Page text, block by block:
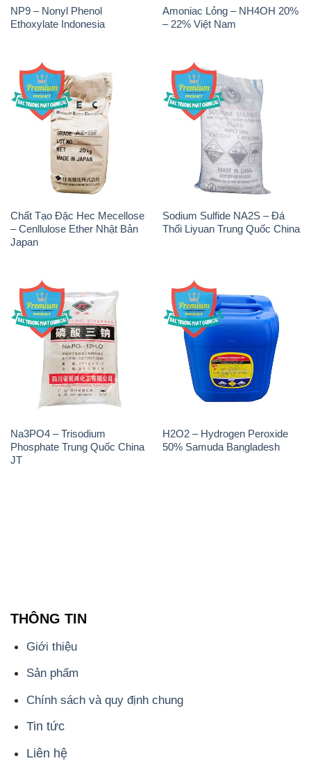
NP9 – Nonyl Phenol
Ethoxylate Indonesia
Amoniac Lỏng – NH4OH 20%
– 22% Việt Nam
Chất Tạo Đặc Hec Mecellose
– Cenllulose Ether Nhật Bản
Japan
Sodium Sulfide NA2S – Đá
Thối Liyuan Trung Quốc China
Na3PO4 – Trisodium
Phosphate Trung Quốc China
JT
H2O2 – Hydrogen Peroxide
50% Samuda Bangladesh
THÔNG TIN
Giới thiệu
Sản phẩm
Chính sách và quy định chung
Tin tức
Liên hệ